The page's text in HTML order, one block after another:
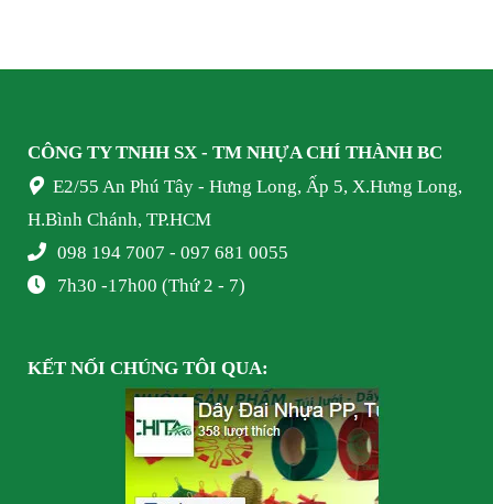
CÔNG TY TNHH SX - TM NHỰACHÍ THÀNH BC
E2/55 An Phú Tây - Hưng Long, Ấp 5, X.Hưng Long,
H.Bình Chánh, TP.HCM
098 194 7007 - 097 681 0055
7h30 -17h00 (Thứ 2 - 7)
KẾT NỐI CHÚNG TÔI QUA: